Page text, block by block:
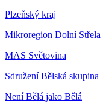
Plzeňský kraj
Mikroregion Dolní Střela
MAS Světovina
Sdružení Bělská skupina
Není Bělá jako Bělá